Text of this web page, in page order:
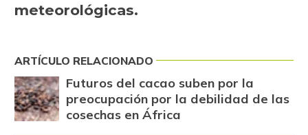
meteorológicas.
ARTÍCULO RELACIONADO
Futuros del cacao suben por la
preocupación por la debilidad de las
cosechas en África